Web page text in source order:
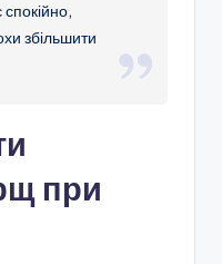
збільшити
при